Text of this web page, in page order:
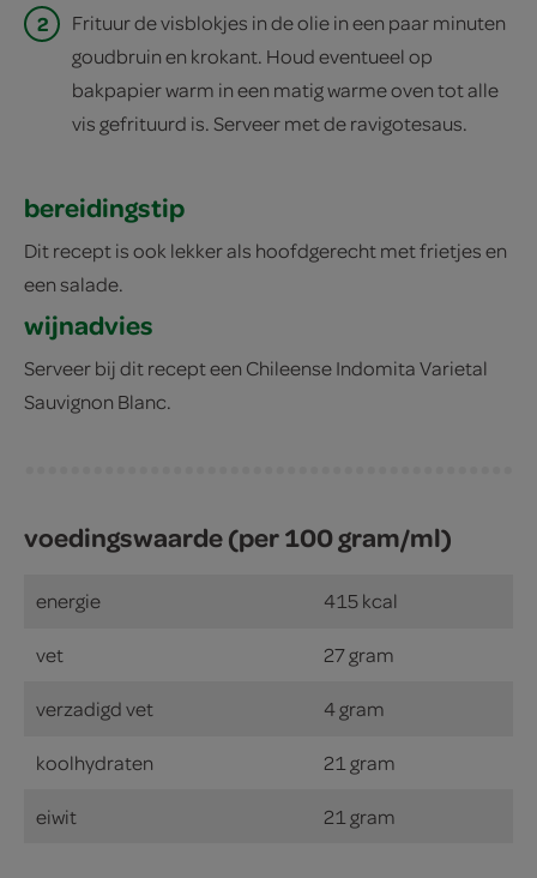
2
Frituur de visblokjes in de olie in een paar minuten
goudbruin en krokant. Houd eventueel op
bakpapier warm in een matig warme oven tot alle
vis gefrituurd is. Serveer met de ravigotesaus.
bereidingstip
Dit recept is ook lekker als hoofdgerecht met frietjes en
een salade.
wijnadvies
Serveer bij dit recept een Chileense Indomita Varietal
Sauvignon Blanc.
voedingswaarde (per 100 gram/ml)
energie 415 kcal
vet 27 gram
verzadigd vet 4 gram
koolhydraten 21 gram
eiwit 21 gram